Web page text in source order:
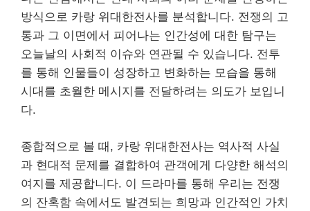
방식으로 카랑 위대한전사를 분석합니다. 전쟁의 고
통과 그 이면에서 피어나는 인간성에 대한 탐구는
오늘날의 사회적 이슈와 연관될 수 있습니다. 전투
를 통해 인물들이 성장하고 변화하는 모습을 통해
시대를 초월한 메시지를 전달하려는 의도가 보입니
다.
종합적으로 볼 때, 카랑 위대한전사는 역사적 사실
과 현대적 문제를 결합하여 관객에게 다양한 해석의
여지를 제공합니다. 이 드라마를 통해 우리는 전쟁
의 잔혹함 속에서도 발견되는 희망과 인간적인 가치